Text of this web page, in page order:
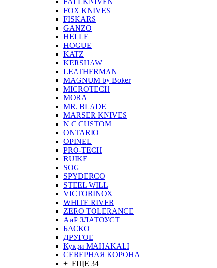
FALLKNIVEN
FOX KNIVES
FISKARS
GANZO
HELLE
HOGUE
KATZ
KERSHAW
LEATHERMAN
MAGNUM by Boker
MICROTECH
MORA
MR. BLADE
MARSER KNIVES
N.C.CUSTOM
ONTARIO
OPINEL
PRO-TECH
RUIKE
SOG
SPYDERCO
STEEL WILL
VICTORINOX
WHITE RIVER
ZERO TOLERANCE
АиР ЗЛАТОУСТ
БАСКО
ДРУГОЕ
Кукри MAHAKALI
СЕВЕРНАЯ КОРОНА
+ ЕЩЕ 34